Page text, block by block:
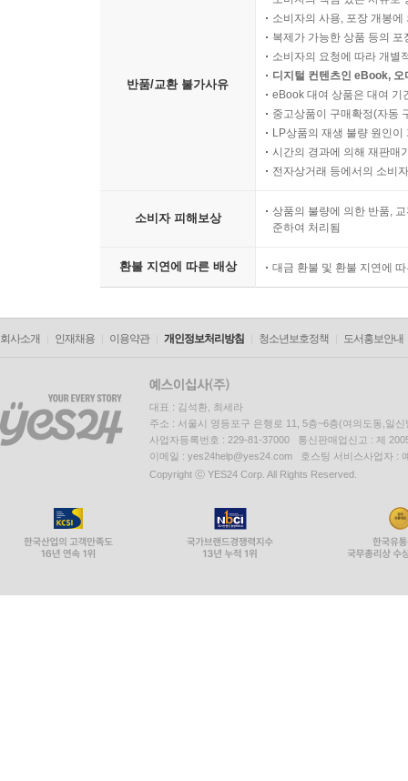
반품/교환 불가사유
소비자의 사용, 포장 개봉
복제가 가능한 상품 등의
소비자의 요청에 따라 개별
디지털 컨텐츠인 eBook,
eBook 대여 상품은 대여 기
중고상품이 구매확정(자동
LP상품의 재생 불량 원인
시간의 경과에 의해 재판매
전자상거래 등에서의 소비
소비자 피해보상
상품의 불량에 의한 반품,
준하여 처리됨
환불 지연에 따른 배상 대금 환불 및 환불 지연에
회사소개 인재채용 이용약관 개인정보처리방침 청소년보호정책 도서홍보안내
대표 : 김석환, 최세라
주소 : 서울시 영등포구 은행로 11, 5층~6층(여의도동,일신
사업자등록번호 : 229-81-37000 통신판매업신고 : 제
이메일 : yes24help@yes24.com 호스팅 서비스사업자 :
Copyright ⓒ YES24 Corp. All Rights Reserved.